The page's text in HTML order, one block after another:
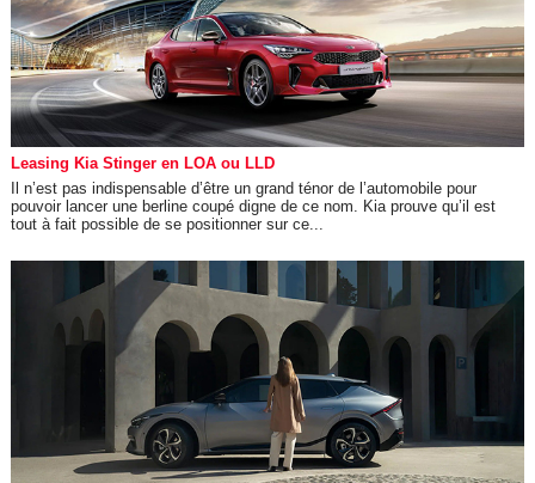
Leasing Kia Stinger en LOA ou LLD
Il n’est pas indispensable d’être un grand ténor de l’automobile pour
pouvoir lancer une berline coupé digne de ce nom. Kia prouve qu’il est
tout à fait possible de se positionner sur ce...